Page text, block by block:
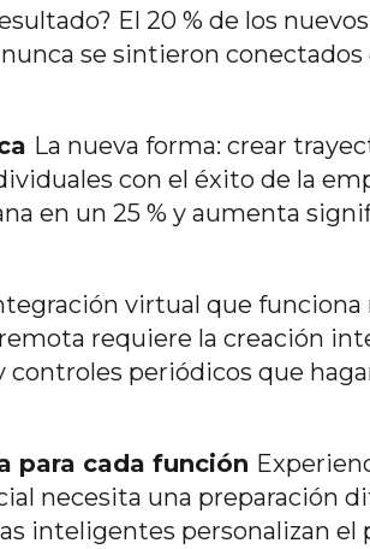
El 20 % de los
se sintieron conectados
La nueva forma: crear
con el éxito de la
en un 25 % y aumenta
virtual que
requiere la creación
controles periódicos que
para cada función
necesita una preparación
inteligentes personalizan